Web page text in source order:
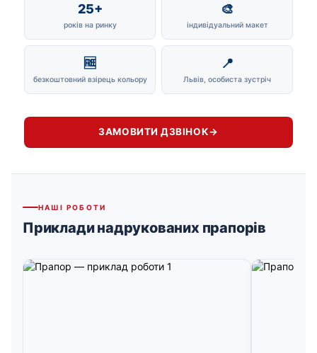
25+
років на ринку
🎨
індивідуальний макет
🆓
безкоштовний взірець кольору
📍
Львів, особиста зустріч
ЗАМОВИТИ ДЗВІНОК→
НАШІ РОБОТИ
Приклади надрукованих прапорів